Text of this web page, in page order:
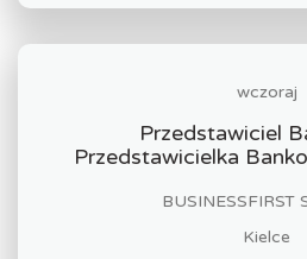
wczoraj
Przedstawiciel
Przedstawicielka
BUSINESSFIRST
Kielce